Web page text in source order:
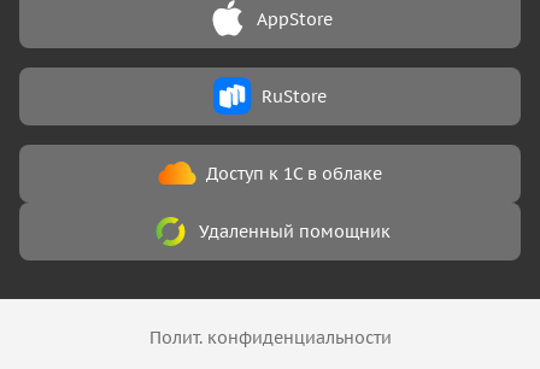
Доступ к 1С в облаке
Удаленный помощник
AppStore
RuStore
Полит. конфиденциальности